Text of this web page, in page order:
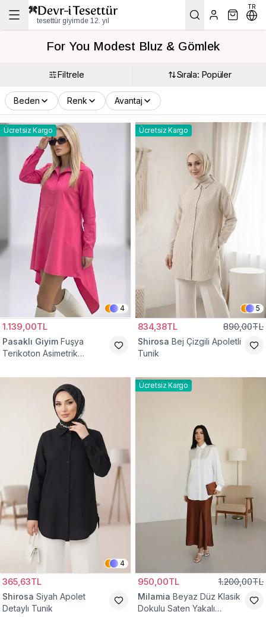
tesettür giyimde 12. yıl
TR
For You Modest Bluz & Gömlek
Filtrele Sırala: Popüler
Beden Renk Avantaj
Ücretsiz Kargo
4
1.139,00TL
Pasaklı Giyim Fuşya
Terikoton Asimetrik
Ücretsiz Kargo
5
834,38TL 890,00TL
Shirosa Bej Çizgili Apoletli
Tunik
4
365,63TL
Shirosa Siyah Apolet
Detaylı Tunik
Ücretsiz Kargo
950,00TL 1.200,00TL
Milamia Beyaz Düz Klasik
Dokulu Saten Yakalı